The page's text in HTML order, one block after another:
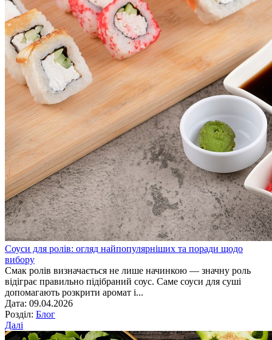
Соуси для ролів: огляд найпопулярніших та поради щодо
вибору
Смак ролів визначається не лише начинкою — значну роль
відіграє правильно підібраний соус. Саме соуси для суші
допомагають розкрити аромат і...
Дата: 09.04.2026
Розділ: Блог
Далі